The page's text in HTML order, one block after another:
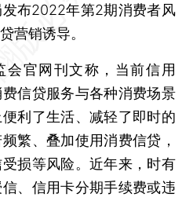
布2022年第2期消费者风
营销诱导。
官网刊文称，当前信用
信贷服务与各种消费场景
利了生活、减轻了即时的
繁、叠加使用消费信贷，
损等风险。近年来，时有
、信用卡分期手续费或违